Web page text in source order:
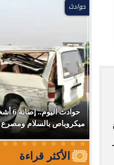
حوادث
حوادث
ميكروباص بالسلام ومصرع
الأكثر قراءة